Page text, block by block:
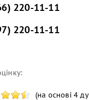
220-11-11
220-11-11
(на основі 4